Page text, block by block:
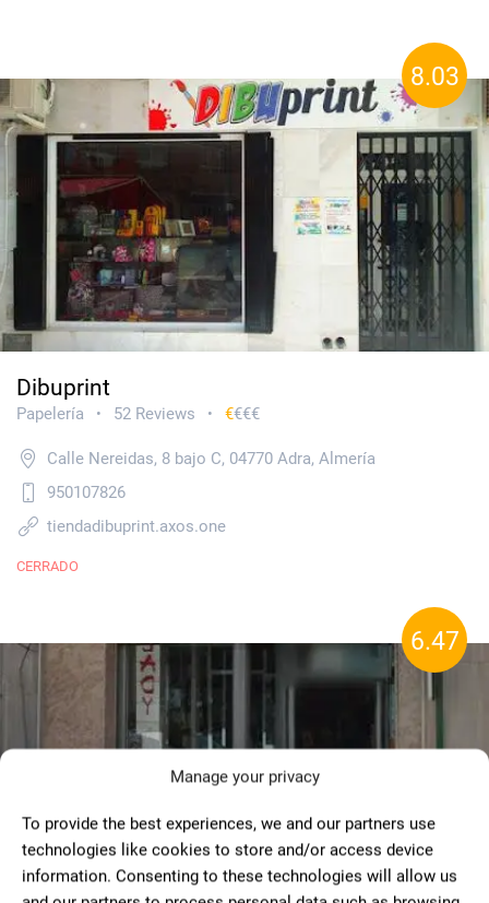
Manage your privacy
To provide the best experiences, we and our partners use
technologies like cookies to store and/or access device
information. Consenting to these technologies will allow us
8.03
Dibuprint
Papelería • 52 Reviews • €€€€
Calle Nereidas, 8 bajo C, 04770 Adra, Almería
950107826
tiendadibuprint.axos.one
CERRADO
6.47